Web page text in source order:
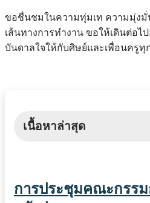
ขอชื่นชมในความทุ่มเท ความมุ่งมั่
เส้นทางการทำงาน ขอให้เดินต่อไ
บันดาลใจให้กับศิษย์และเพื่อนครูทุ
เนื้อหาล่าสุด
การประชุมคณะกรร